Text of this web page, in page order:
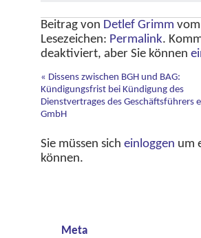
Beitrag von Detlef Grimm
Lesezeichen: Permalink.
deaktiviert, aber Sie können
« Dissens zwischen BGH und BAG:
Kündigungsfrist bei Kündigung des
Dienstvertrages des Geschäftsführers
GmbH
Sie müssen sich einloggen um
können.
Meta